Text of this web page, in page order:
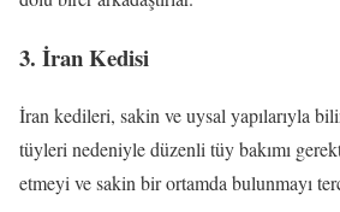
3. İran Kedisi
İran kedileri, sakin ve uysal yapılarıyla
tüyleri nedeniyle düzenli tüy bakımı
etmeyi ve sakin bir ortamda bulunmayı